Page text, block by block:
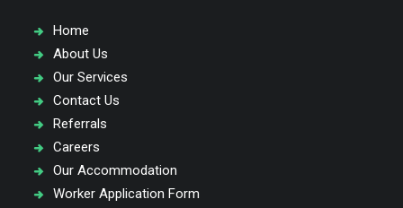
Home
About Us
Our Services
Contact Us
Referrals
Careers
Our Accommodation
Worker Application Form